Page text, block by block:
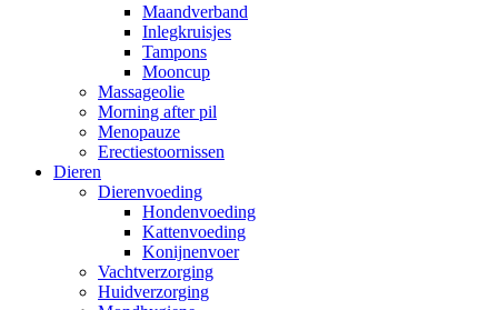
Maandverband
Inlegkruisjes
Tampons
Mooncup
Massageolie
Morning after pil
Menopauze
Erectiestoornissen
Dieren
Dierenvoeding
Hondenvoeding
Kattenvoeding
Konijnenvoer
Vachtverzorging
Huidverzorging